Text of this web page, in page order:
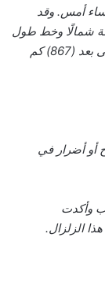
أمس. وقد
على خط عرض (39.09) درجة شمالًا وخط طول
(28.23) درجة شرقًا، على عمق (12.90) كم، وعلى بعد (867) كم
أو أضرار في
وأكدت
الزلزال.